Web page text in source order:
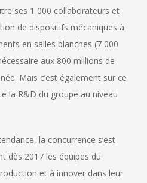
ses 1 000 collaborateurs et
de dispositifs mécaniques à
en salles blanches (7 000
aux 800 millions de
Mais c’est également sur ce
la R&D du groupe au niveau
la concurrence s’est
dès 2017 les équipes du
et à innover dans leur